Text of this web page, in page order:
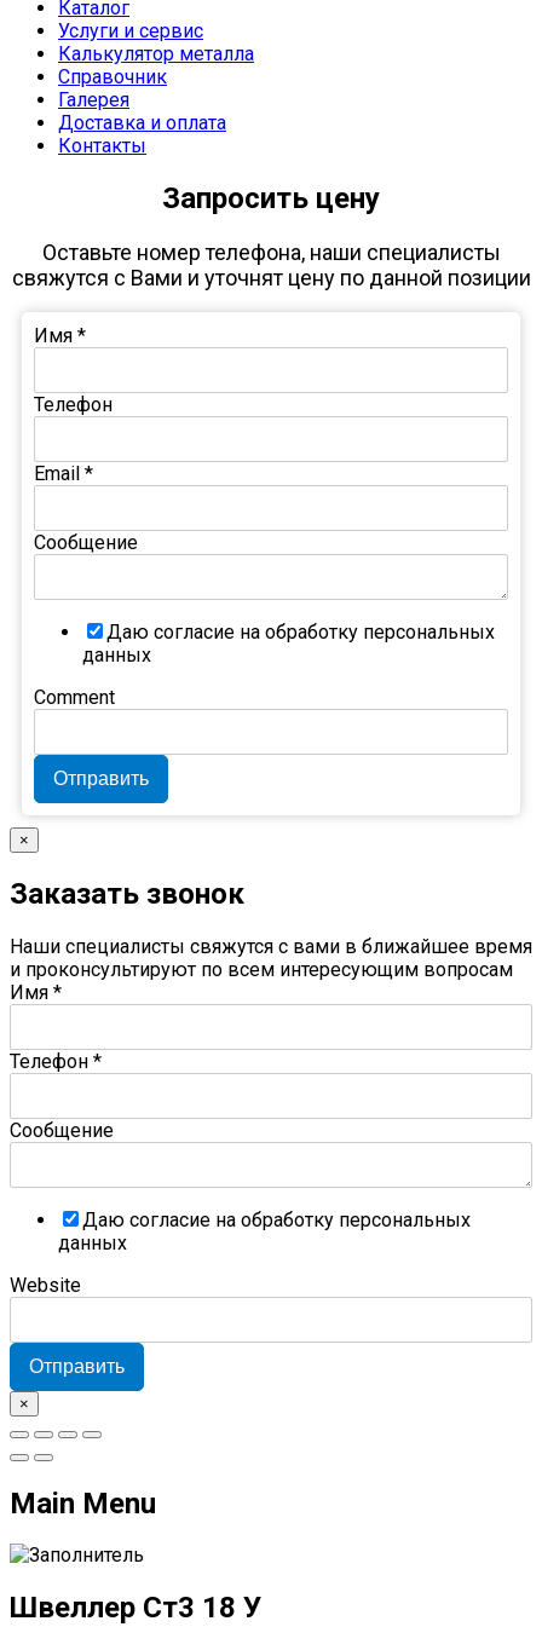
Каталог
Услуги и сервис
Калькулятор металла
Справочник
Галерея
Доставка и оплата
Контакты
Запросить цену
Оставьте номер телефона, наши специалисты
свяжутся с Вами и уточнят цену по данной позиции
Имя *
Телефон
Email *
Сообщение
Даю согласие на обработку персональных
данных
Comment
Отправить
×
Заказать звонок
Наши специалисты свяжутся с вами в ближайшее время
и проконсультируют по всем интересующим вопросам
Имя *
Телефон *
Сообщение
Даю согласие на обработку персональных
данных
Website
Отправить
×
Main Menu
Швеллер Ст3 18 У